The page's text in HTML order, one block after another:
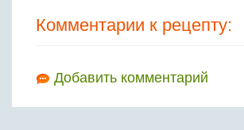
Комментарии к рецепту:
Добавить комментарий